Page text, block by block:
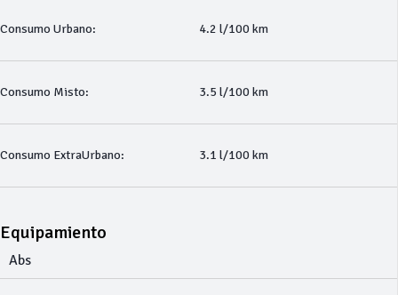
Consumo Urbano: 4.2 l/100 km
Consumo Misto: 3.5 l/100 km
Consumo ExtraUrbano: 3.1 l/100 km
Equipamiento
Abs